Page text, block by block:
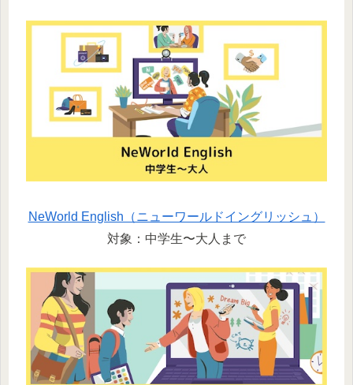
NeWorld English（ニューワールドイングリッシュ）
対象：中学生〜大人まで